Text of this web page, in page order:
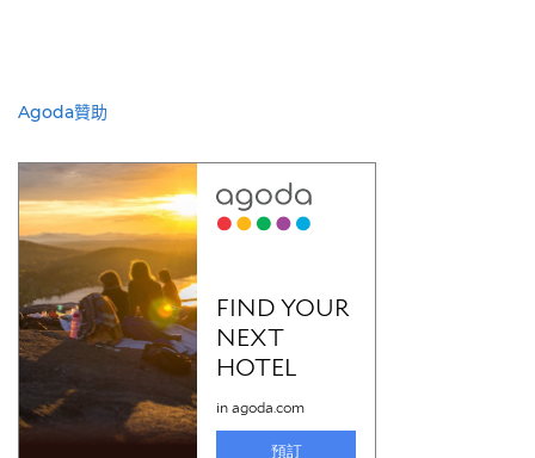
Agoda贊助